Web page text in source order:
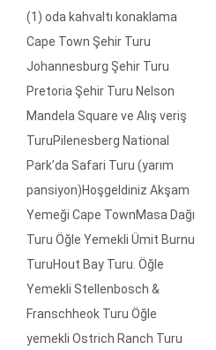
(1) oda kahvaltı konaklama
Cape Town Şehir Turu
Johannesburg Şehir Turu
Pretoria Şehir Turu Nelson
Mandela Square ve Alış veriş
TuruPilenesberg National
Park’da Safari Turu (yarım
pansiyon)Hoşgeldiniz Akşam
Yemeği Cape TownMasa Dağı
Turu Öğle Yemekli Ümit Burnu
TuruHout Bay Turu. Öğle
Yemekli Stellenbosch &
Franschheok Turu Öğle
yemekli Ostrich Ranch Turu